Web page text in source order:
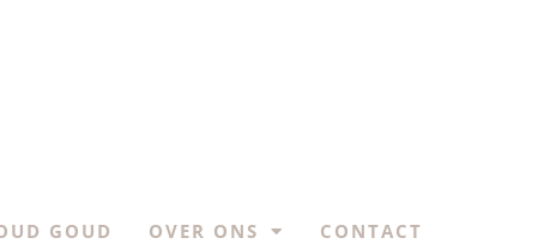
GOUD OVER ONS CONTACT